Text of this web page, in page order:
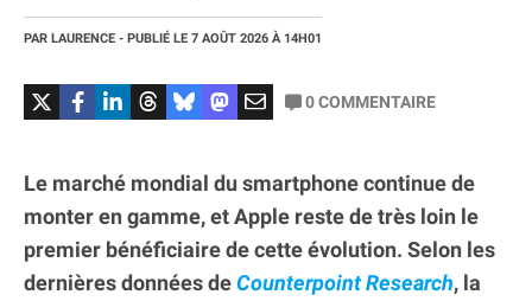
PAR LAURENCE - PUBLIÉ LE 7 AOÛT 2026 À 14H01
0COMMENTAIRE
Le marché mondial du smartphone continue de
monter en gamme, et Apple reste de très loin le
premier bénéficiaire de cette évolution. Selon les
dernières données deCounterpoint Research, la